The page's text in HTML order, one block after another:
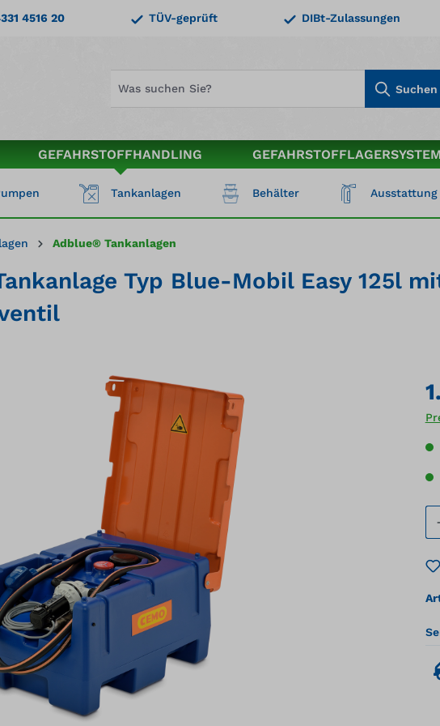
4516 20 TÜV-geprüft DIBt-Zulassungen
Suchen
GEFAHRSTOFFHANDLING
Tankanlagen Behälter Ausstattung
Adblue® Tankanlagen
Typ Blue-Mobil Easy 125l